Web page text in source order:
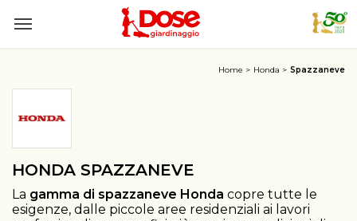
Home Honda Spazzaneve
HONDA SPAZZANEVE
La gamma di spazzaneve Honda copre tutte le
esigenze, dalle piccole aree residenziali ai lavori